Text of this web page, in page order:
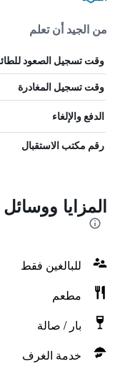
من الجيد أن تعلم
وقت تسجيل الصعود
وقت تسجيل المغادرة
الدفع والإلغاء
رقم مكتب الاستقبال
المزايا
للبالغين فقط
مطعم
بار / صالة
خدمة الغرف